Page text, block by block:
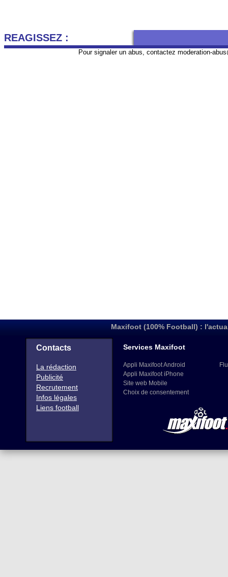
REAGISSEZ :
Pour signaler un abus, contactez moderation-
Maxifoot (100% Football) :
Contacts
La rédaction
Publicité
Recrutement
Infos légales
Liens football
Services Maxifoot
Appli Maxifoot Android
Appli Maxifoot iPhone
Site web Mobile
Choix de consentement